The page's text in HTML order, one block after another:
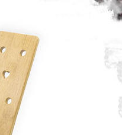
giỏ hàng.